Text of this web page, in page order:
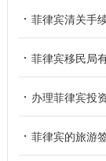
菲律宾清关手
菲律宾移民局
办理菲律宾投
菲律宾的旅游